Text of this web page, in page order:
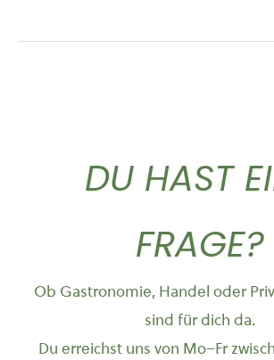
Winery
DU HAST
FRAGE?
Ob Gastronomie, Handel oder
sind für dich da.
Du erreichst uns von Mo–Fr